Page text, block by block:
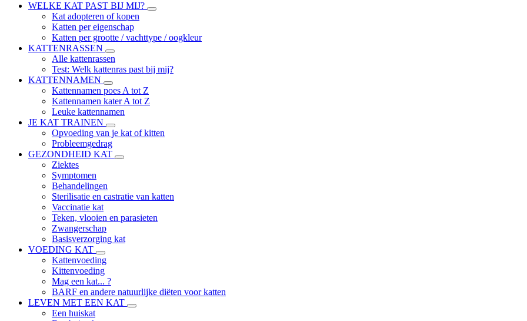
WELKE KAT PAST BIJ MIJ?
Kat adopteren of kopen
Katten per eigenschap
Katten per grootte / vachttype / oogkleur
KATTENRASSEN
Alle kattenrassen
Test: Welk kattenras past bij mij?
KATTENNAMEN
Kattennamen poes A tot Z
Kattennamen kater A tot Z
Leuke kattennamen
JE KAT TRAINEN
Opvoeding van je kat of kitten
Probleemgedrag
GEZONDHEID KAT
Ziektes
Symptomen
Behandelingen
Sterilisatie en castratie van katten
Vaccinatie kat
Teken, vlooien en parasieten
Zwangerschap
Basisverzorging kat
VOEDING KAT
Kattenvoeding
Kittenvoeding
Mag een kat... ?
BARF en andere natuurlijke diëten voor katten
LEVEN MET EEN KAT
Een huiskat